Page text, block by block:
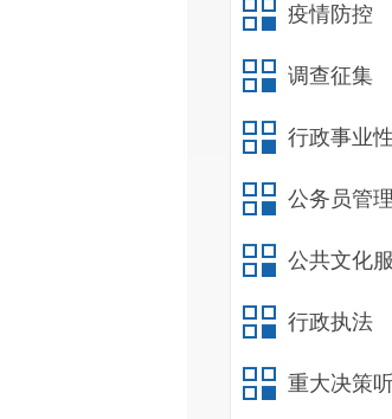
疫情防控
调查征集
行政事业
公务员管
公共文化
行政执法
重大决策